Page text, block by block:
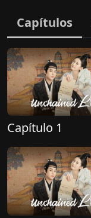
Capítulos
Capítulo 1